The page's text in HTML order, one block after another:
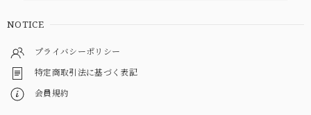
NOTICE
プライバシーポリシー
特定商取引法に基づく表記
会員規約